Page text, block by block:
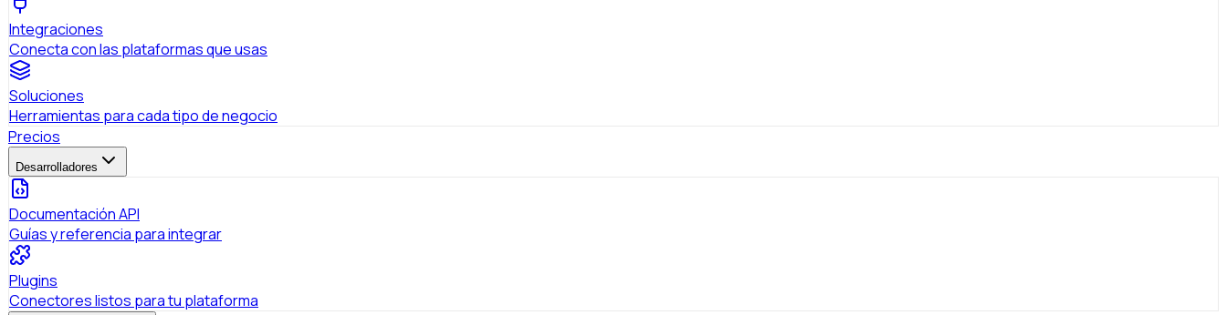
Integraciones
Conecta con las plataformas que usas
Soluciones
Herramientas para cada tipo de negocio
Precios
Desarrolladores
Documentación API
Guías y referencia para integrar
Plugins
Conectores listos para tu plataforma